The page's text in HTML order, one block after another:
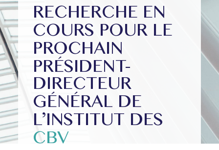
RECHERCHE EN
COURS POUR LE
PROCHAIN
PRÉSIDENT-
DIRECTEUR
GÉNÉRAL DE
L’INSTITUT DES
CBV